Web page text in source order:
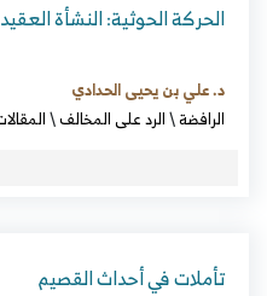
الحركة الحوثية: النشأة
د. علي بن يحيى الحدادي
الرافضة\الرد على المخالف\
تأملات في أحداث القصيم